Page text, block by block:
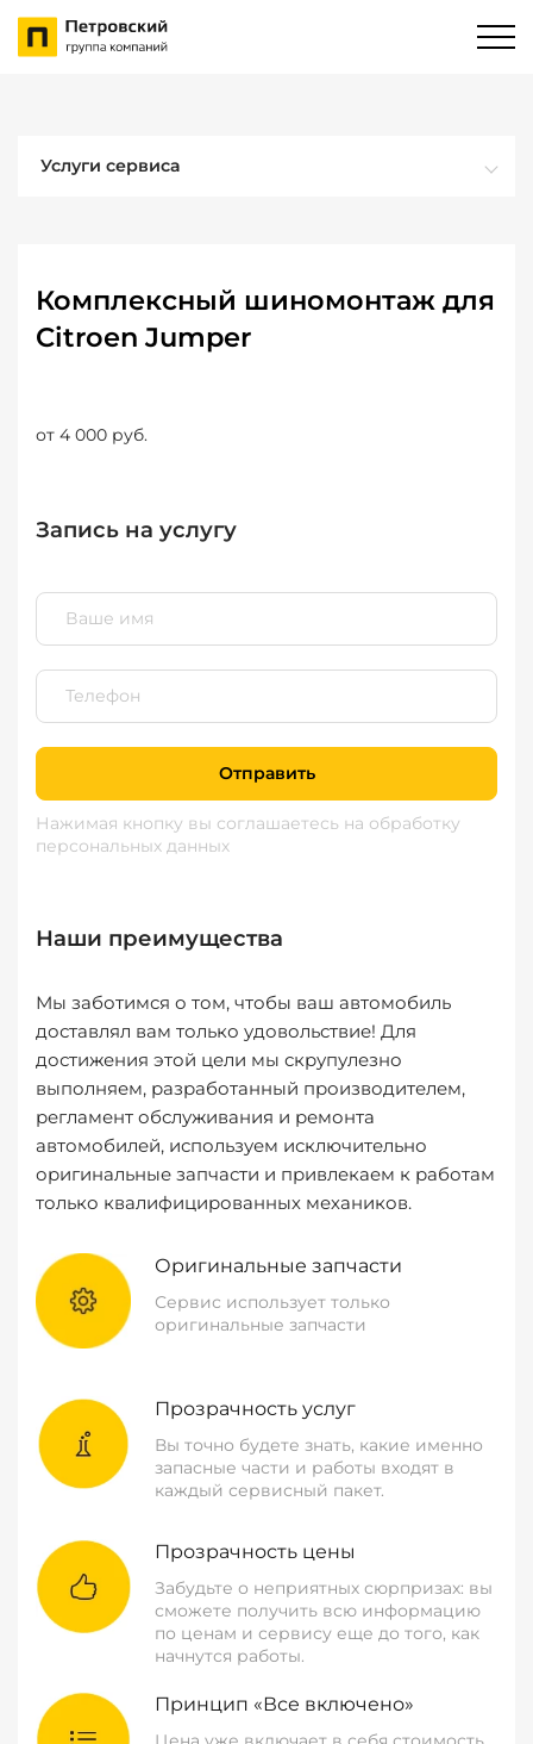
Услуги сервиса
Комплексный шиномонтаж для
Citroen Jumper
от 4 000 руб.
Запись на услугу
Отправить
Нажимая кнопку вы соглашаетесь на обработку
персональных данных
Наши преимущества
Мы заботимся о том, чтобы ваш автомобиль
доставлял вам только удовольствие! Для
достижения этой цели мы скрупулезно
выполняем, разработанный производителем,
регламент обслуживания и ремонта
автомобилей, используем исключительно
оригинальные запчасти и привлекаем к работам
только квалифицированных механиков.
Оригинальные запчасти
Сервис использует только
оригинальные запчасти
Прозрачность услуг
Вы точно будете знать, какие именно
запасные части и работы входят в
каждый сервисный пакет.
Прозрачность цены
Забудьте о неприятных сюрпризах: вы
сможете получить всю информацию
по ценам и сервису еще до того, как
начнутся работы.
Принцип «Все включено»